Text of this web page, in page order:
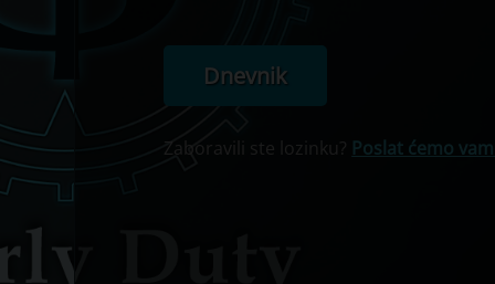
Dnevnik
Zaboravili ste lozinku? Poslat ćemo